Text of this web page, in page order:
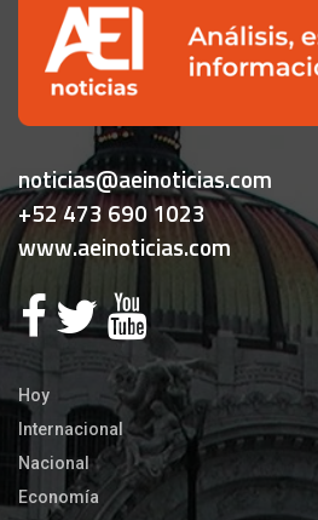
noticias@aeinoticias.com
+52 473 690 1023
www.aeinoticias.com
Hoy
Internacional
Nacional
Economía